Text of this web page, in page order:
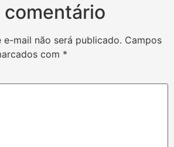
comentário
e-mail não será publicado. Campos
com *